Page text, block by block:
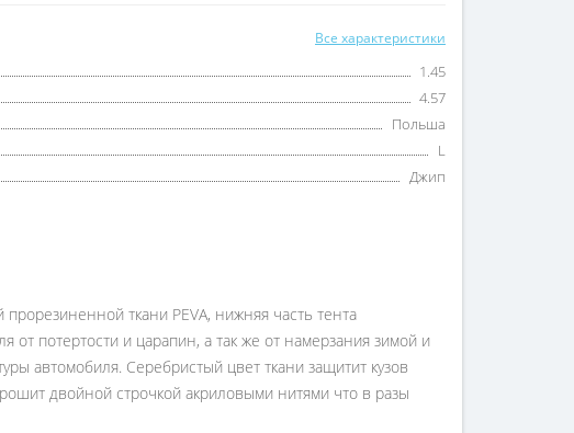
Все характеристики
1.45
4.57
Польша
L
Джип
ткани PEVA, нижняя часть тента
от потертости и царапин, а так же от намерзания зимой и
автомобиля. Серебристый цвет ткани защитит кузов
двойной строчкой акриловыми нитями что в разы